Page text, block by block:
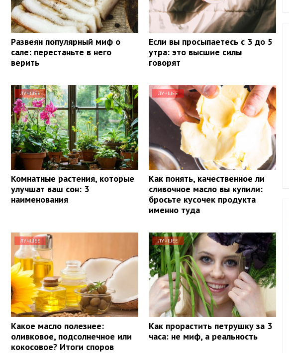
Развеян популярный миф о
сале: перестаньте в него
верить
Если вы просыпаетесь с 3 до 5
утра: это высшие силы
говорят
ЛУЧШЕЕ
Комнатные растения, которые
улучшат ваш сон: 3
наименования
ЛУЧШЕЕ
Как понять, качественное ли
сливочное масло вы купили:
бросьте кусочек продукта
именно туда
ЛУЧШЕЕ
Какое масло полезнее:
оливковое, подсолнечное или
кокосовое? Итоги споров
ЛУЧШЕЕ
Как прорастить петрушку за 3
часа: не миф, а реальность